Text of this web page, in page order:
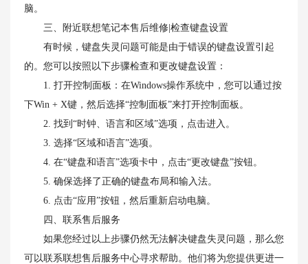
脑。
三、附近联想笔记本售后维修|检查键盘设置
有时候，键盘失灵问题可能是由于错误的键盘设置引起
的。您可以按照以下步骤检查和更改键盘设置：
1. 打开控制面板：在Windows操作系统中，您可以通过按
下Win + X键，然后选择“控制面板”来打开控制面板。
2. 找到“时钟、语言和区域”选项，点击进入。
3. 选择“区域和语言”选项。
4. 在“键盘和语言”选项卡中，点击“更改键盘”按钮。
5. 确保选择了正确的键盘布局和输入法。
6. 点击“应用”按钮，然后重新启动电脑。
四、联系售后服务
如果您经过以上步骤仍然无法解决键盘失灵问题，那么您
可以联系联想售后服务中心寻求帮助。他们将为您提供更进一